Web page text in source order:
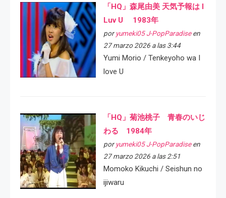
「HQ」森尾由美 天気予報は I
Luv U 1983年
por yumeki05 J-PopParadiseen
27 marzo 2026 a las 3:44
Yumi Morio / Tenkeyoho wa I
love U
「HQ」菊池桃子 青春のいじ
わる 1984年
por yumeki05 J-PopParadiseen
27 marzo 2026 a las 2:51
Momoko Kikuchi / Seishun no
ijiwaru